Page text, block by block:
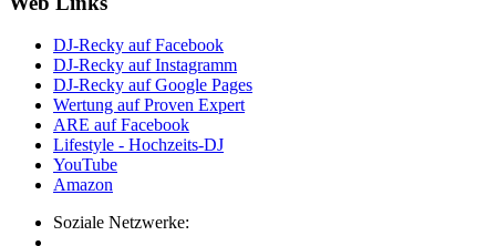
DJ-Recky auf Facebook
DJ-Recky auf Instagramm
DJ-Recky auf Google Pages
Wertung auf Proven Expert
ARE auf Facebook
Lifestyle - Hochzeits-DJ
YouTube
Amazon
Soziale Netzwerke: